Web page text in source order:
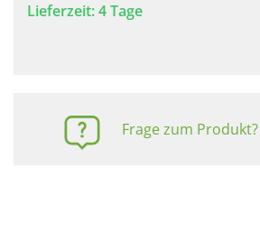
Lieferzeit: 4 Tage
Frage zum